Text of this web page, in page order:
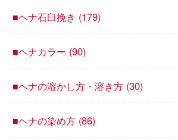
■ヘナ石臼挽き (179)
■ヘナカラー (90)
■ヘナの溶かし方・溶き方 (30)
■ヘナの染め方 (86)